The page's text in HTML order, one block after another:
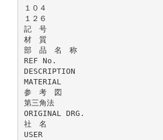
１０４
１２６
記 号
材 質
部 品 名 称
REF No.
DESCRIPTION
MATERIAL
参 考 図
第三角法
ORIGINAL DRG.
社 名
USER